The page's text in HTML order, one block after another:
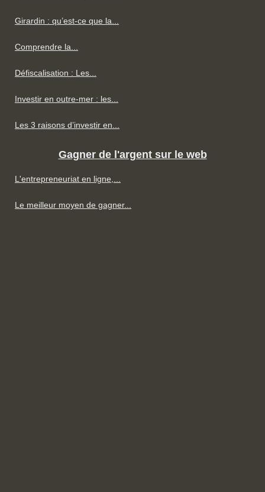
Girardin : qu’est-ce que la...
Comprendre la...
Défiscalisation : Les...
Investir en outre-mer : les...
Les 3 raisons d’investir en...
Gagner de l'argent sur le web
L'entrepreneuriat en ligne,...
Le meilleur moyen de gagner...